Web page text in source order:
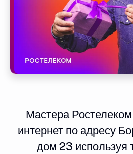
Мастера
интернет по адресу
дом 23 используя